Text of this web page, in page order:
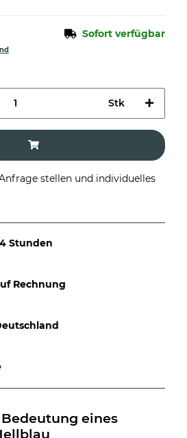
Sofort verfügbar
Stk
stellen und individuelles
Stunden
Rechnung
Bedeutung eines